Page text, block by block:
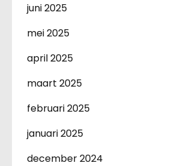
juni 2025
mei 2025
april 2025
maart 2025
februari 2025
januari 2025
december 2024